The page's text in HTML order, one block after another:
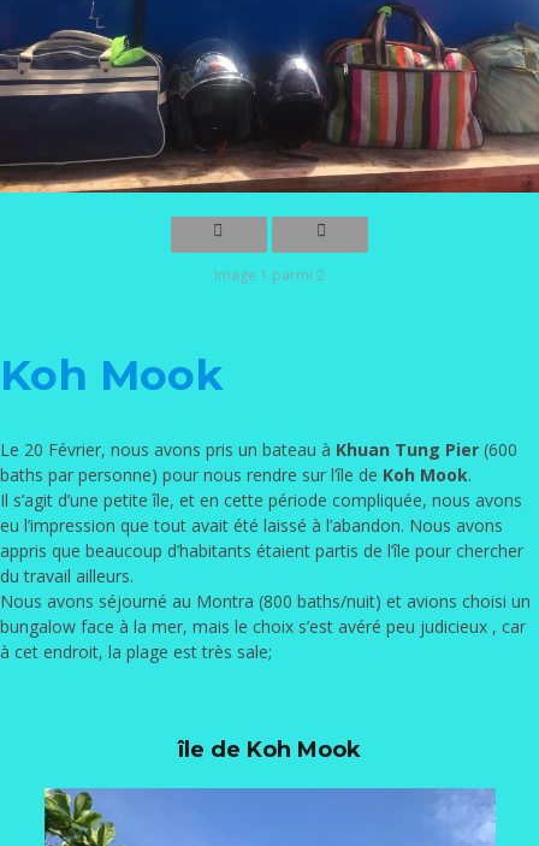
Image 1 parmi 2
Koh Mook
Le 20 Février, nous avons pris un bateau à Khuan Tung Pier (600
baths par personne) pour nous rendre sur l’île de Koh Mook.
Il s’agit d’une petite île, et en cette période compliquée, nous avons
eu l’impression que tout avait été laissé à l’abandon. Nous avons
appris que beaucoup d’habitants étaient partis de l’île pour chercher
du travail ailleurs.
Nous avons séjourné au Montra (800 baths/nuit) et avions choisi un
bungalow face à la mer, mais le choix s’est avéré peu judicieux , car
à cet endroit, la plage est très sale;
île de Koh Mook